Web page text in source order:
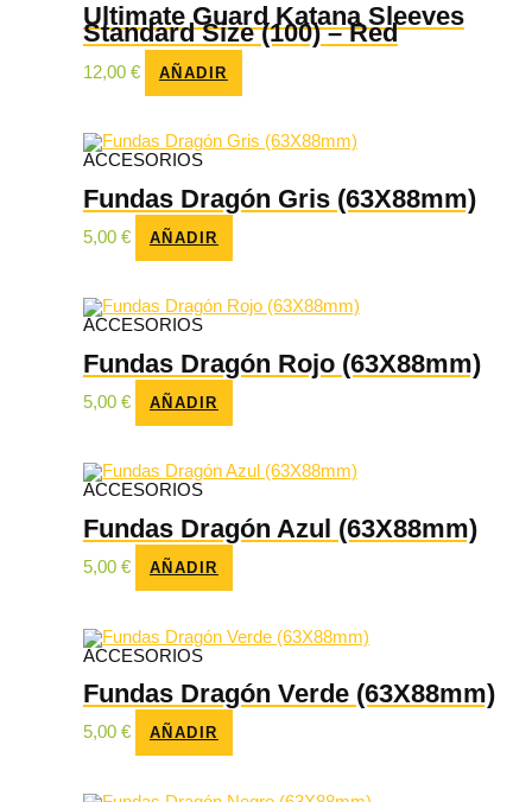
Ultimate Guard Katana Sleeves
Standard Size (100) – Red
12,00 € AÑADIR
ACCESORIOS
Fundas Dragón Gris (63X88mm)
5,00 € AÑADIR
ACCESORIOS
Fundas Dragón Rojo (63X88mm)
5,00 € AÑADIR
ACCESORIOS
Fundas Dragón Azul (63X88mm)
5,00 € AÑADIR
ACCESORIOS
Fundas Dragón Verde (63X88mm)
5,00 € AÑADIR